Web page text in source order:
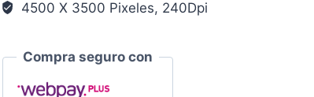
4500 X 3500 Pixeles, 240Dpi
Compra seguro con